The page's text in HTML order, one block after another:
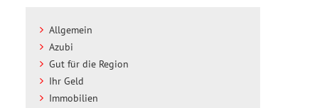
Allgemein
Azubi
Gut für die Region
Ihr Geld
Immobilien